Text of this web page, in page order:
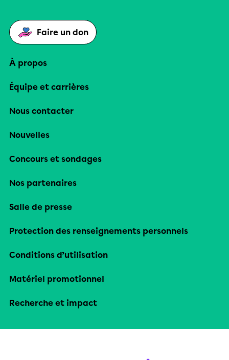
Faire un don
À propos
Équipe et carrières
Nous contacter
Nouvelles
Concours et sondages
Nos partenaires
Salle de presse
Protection des renseignements personnels
Conditions d’utilisation
Matériel promotionnel
Recherche et impact